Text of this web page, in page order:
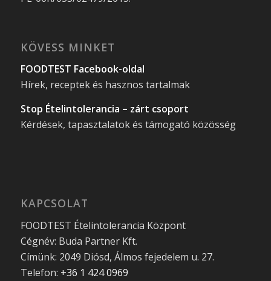
KÖVESS MINKET
FOODTEST Facebook-oldal
Hírek, receptek és hasznos tartalmak
Stop Ételintolerancia – zárt csoport
Kérdések, tapasztalatok és támogató közösség
KAPCSOLAT
FOODTEST Ételintolerancia Központ
Cégnév: Buda Partner Kft.
Címünk: 2049 Diósd, Álmos fejedelem u. 27.
Telefon: +36 1 424 0969